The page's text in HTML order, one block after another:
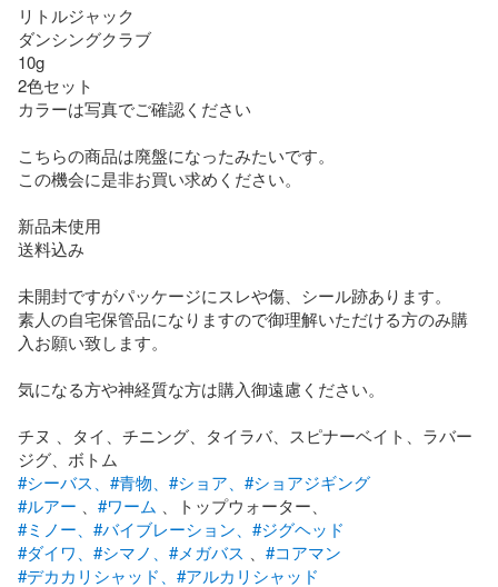
リトルジャック
ダンシングクラブ
10g
2色セット
カラーは写真でご確認ください
こちらの商品は廃盤になったみたいです。
この機会に是非お買い求めください。
新品未使用
送料込み
未開封ですがパッケージにスレや傷、シール跡あります。
素人の自宅保管品になりますので御理解いただける方のみ購
入お願い致します。
気になる方や神経質な方は購入御遠慮ください。
チヌ 、タイ、チニング、タイラバ、スピナーベイト、ラバー
#シーバス、 #青物、 #ショア、 #ショアジギング
#ルアー
#ワーム
#ミノー、 #バイブレーション、 #ジグヘッド
#ダイワ、 #シマノ、 #メガバス
#コアマン
#デカカリシャッド、 #アルカリシャッド